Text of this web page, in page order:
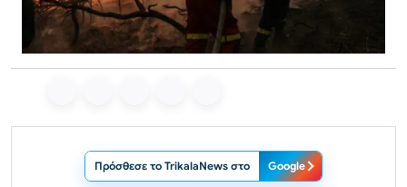
Πρόσθεσε το TrikalaNews στο Google